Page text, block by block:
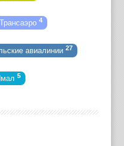
Трансаэро 4
авиалинии 27
5